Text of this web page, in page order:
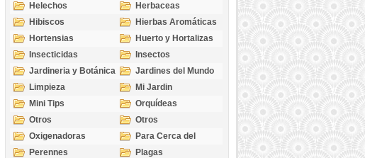
Helechos
Herbaceas
Hibiscos
Hierbas Aromáticas
Hortensias
Huerto y Hortalizas
Insecticidas
Insectos
Jardineria y Botánica
Jardines del Mundo
Limpieza
Mi Jardin
Mini Tips
Orquídeas
Otros
Otros
Oxigenadoras
Para Cerca del
Estanque
Perennes
Plagas